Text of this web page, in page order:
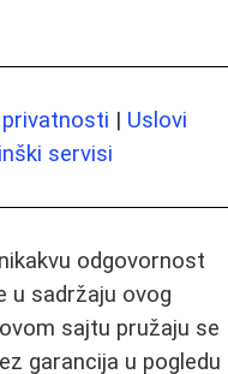
| Uslovi
servisi
odgovornost
u sadržaju ovog
sajtu pružaju se
garancija u pogledu